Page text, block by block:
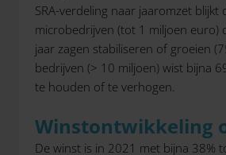
SRA-verdeling naar jaaromzet blijkt
microbedrijven (tot 1 miljoen euro)
jaar zagen stabiliseren of groeien
bedrijven (> 10 miljoen) wist bijna
te houden of te verhogen.
Winstontwikkeling
De winst is in 2021 met bijna 38%